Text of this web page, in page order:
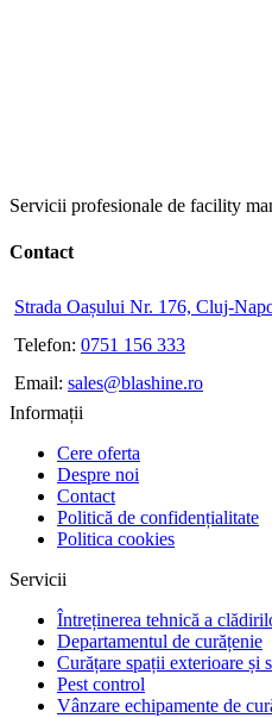
Servicii profesionale de facility
Contact
Strada Oașului Nr. 176, Cluj-
Telefon: 0751 156 333
Email: sales@blashine.ro
Informații
Cere oferta
Despre noi
Contact
Politică de confidențialitate
Politica cookies
Servicii
Întreținerea tehnică a
Departamentul de curățenie
Curățare spații exterioare și
Pest control
Vânzare echipamente de